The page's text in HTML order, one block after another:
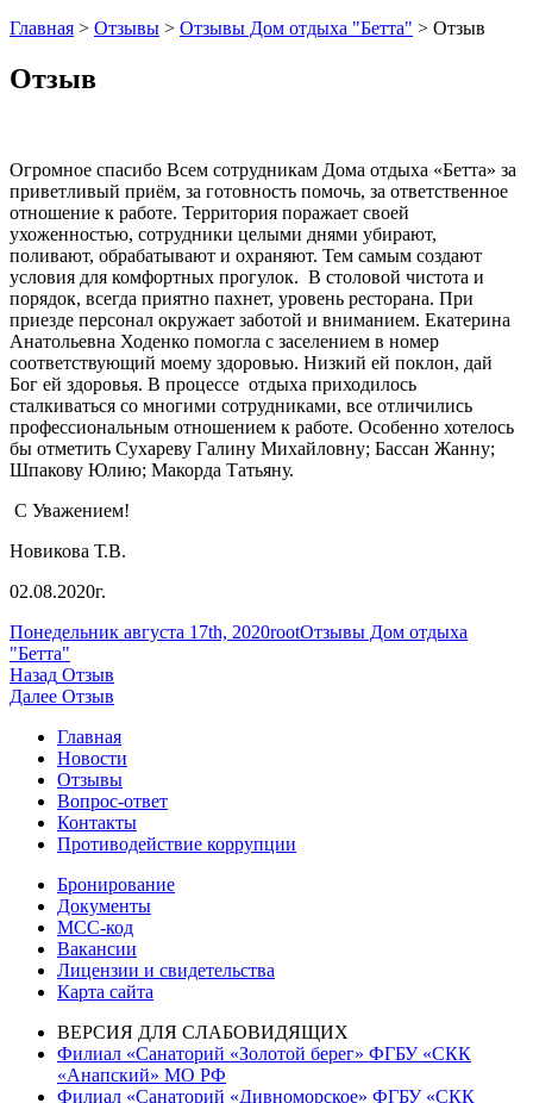
Главная > Отзывы > Отзывы Дом отдыха "Бетта" > Отзыв
Отзыв
Огромное спасибо Всем сотрудникам Дома отдыха «Бетта» за
приветливый приём, за готовность помочь, за ответственное
отношение к работе. Территория поражает своей
ухоженностью, сотрудники целыми днями убирают,
поливают, обрабатывают и охраняют. Тем самым создают
условия для комфортных прогулок. В столовой чистота и
порядок, всегда приятно пахнет, уровень ресторана. При
приезде персонал окружает заботой и вниманием. Екатерина
Анатольевна Ходенко помогла с заселением в номер
соответствующий моему здоровью. Низкий ей поклон, дай
Бог ей здоровья. В процессе отдыха приходилось
сталкиваться со многими сотрудниками, все отличились
профессиональным отношением к работе. Особенно хотелось
бы отметить Сухареву Галину Михайловну; Бассан Жанну;
Шпакову Юлию; Макорда Татьяну.
С Уважением!
Новикова Т.В.
02.08.2020г.
Опубликовано
Понедельник августа 17th, 2020Автор
rootРубрики
Отзывы Дом отдыха
"Бетта"
Навигация
по
записям
Назад Предыдущая
запись:
Отзыв
Далее Следующая
Отзыв
Главная
Новости
Отзывы
Вопрос-ответ
Контакты
Противодействие коррупции
Бронирование
Документы
МСС-код
Вакансии
Лицензии и свидетельства
Карта сайта
ВЕРСИЯ ДЛЯ СЛАБОВИДЯЩИХ
Филиал «Санаторий «Золотой берег» ФГБУ «СКК
«Анапский» МО РФ
Филиал «Санаторий «Дивноморское» ФГБУ «СКК